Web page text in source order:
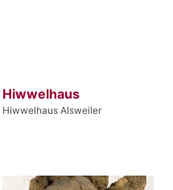
Hiwwelhaus
Hiwwelhaus Alsweiler